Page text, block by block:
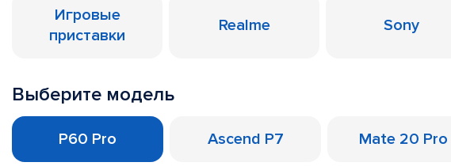
Игровые
приставки
Realme Sony
Выберите модель
P60 Pro Ascend P7 Mate 20 Pro